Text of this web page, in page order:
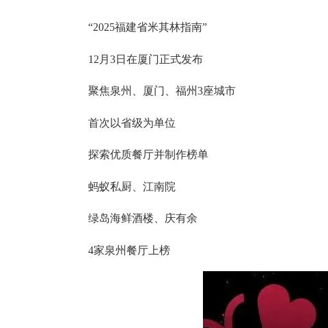
“2025福建省米其林指南”
12月3日在厦门正式发布
聚焦泉州、厦门、福州3座城市
首次以省级为单位
探索优质餐厅并制作榜单
蚂蚁私厨、江南院
绿岛海鲜酒楼、庆有余
4家泉州餐厅上榜